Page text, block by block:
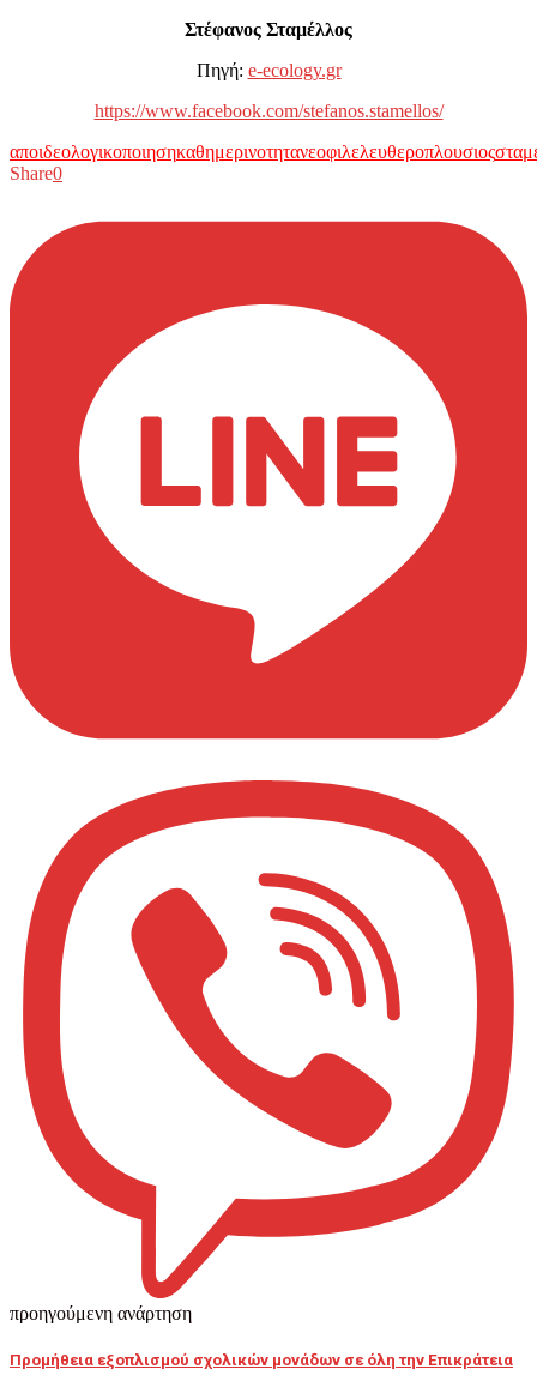
Στέφανος Σταμέλλος
Πηγή: e-ecology.gr
https://www.facebook.com/stefanos.stamellos/
αποιδεολογικοποιησηκαθημερινοτητανεοφιλελευθεροπλουσιος
Share0
προηγούμενη ανάρτηση
Προμήθεια εξοπλισμού σχολικών μονάδων σε όλη την Επικράτεια